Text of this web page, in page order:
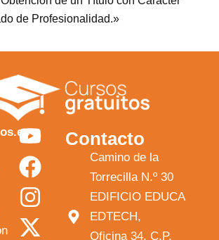
de Profesionalidad.»
Y
o
u
t
u
F
a
c
e
b
I
n
s
t
a
X
-
t
w
i
Contacto
Camino de la
Torrecilla N.º 30
EDIFICIO EDUCA
EDTECH,
Oficina 34, C.P.